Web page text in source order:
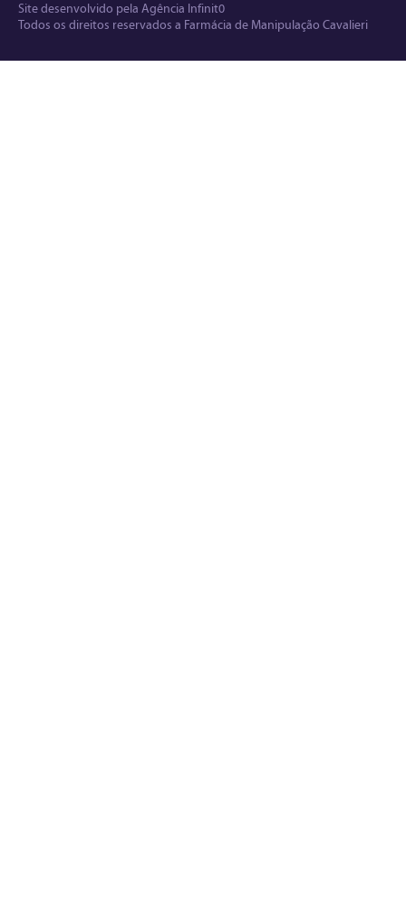
Site desenvolvido pela Agência Infinit0
Todos os direitos reservados a Farmácia de Manipulação Cavalieri